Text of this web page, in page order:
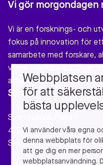
Vi gör
Vi är en forsknings- och
fokus på innovation för ett
samarbete med forskare,
vi nya tekniska lösningar,
affärsmodeller som gör
Stiftelsen Chalmers
Sven Hultins Plats 1
412 58 Gothenburg
Sweden
Webbplatsen
för att
bästa
Vi använder våra egna
denna webbplats för
att ge dig en mer
webbplatsanvändning.